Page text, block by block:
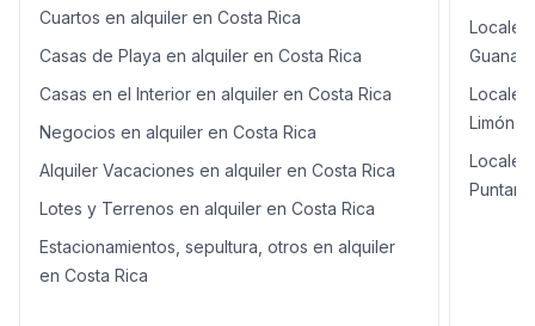
Cuartos en alquiler en Costa Rica
Casas de Playa en alquiler en Costa Rica
Casas en el Interior en alquiler en Costa Rica
Negocios en alquiler en Costa Rica
Alquiler Vacaciones en alquiler en Costa Rica
Lotes y Terrenos en alquiler en Costa Rica
Estacionamientos, sepultura, otros en alquiler
en Costa Rica
Limón